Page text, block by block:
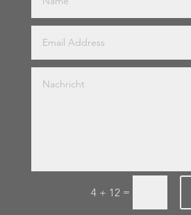
4 + 12 =